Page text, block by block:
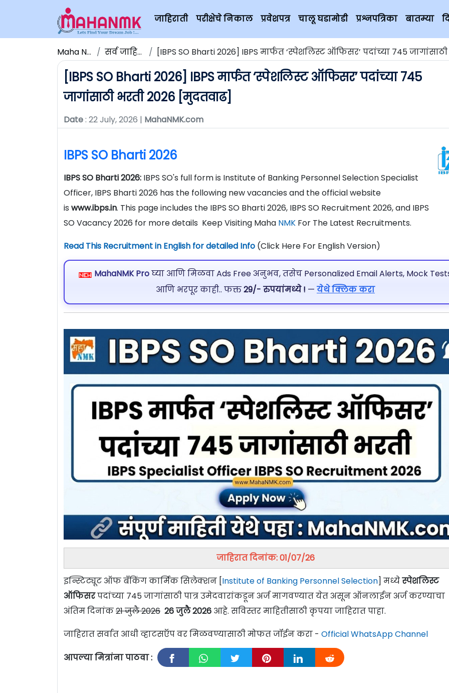
जाहिराती परीक्षेचे निकाल प्रवेशपत्र चालू घडामोडी प्रश्नपत्रिका बातम्या
Maha NMK सर्व जाहिराती [IBPS SO Bharti 2026] IBPS मार्फत ‘स्पेशलिस्ट ऑफिसर’ पदांच्या 745 जागांसाठी भरती 2026
[IBPS SO Bharti 2026] IBPS मार्फत ‘स्पेशलिस्ट ऑफिसर’ पदांच्या 745
जागांसाठी भरती 2026 [मुदतवाढ]
Date: 22 July, 2026 | MahaNMK.com
IBPS SO Bharti 2026
IBPS SO Bharti 2026: IBPS SO's full form is Institute of Banking Personnel Selection Specialist
Officer, IBPS Bharti 2026 has the following new vacancies and the official website
is www.ibps.in. This page includes the IBPS SO Bharti 2026, IBPS SO Recruitment 2026, and IBPS
SO Vacancy 2026 for more details Keep Visiting Maha NMK For The Latest Recruitments.
Read This Recruitment in English for detailed Info (Click Here For English Version)
MahaNMK Proघ्या आणि मिळवा Ads Free अनुभव, तसेच Personalized Email Alerts, Mock
आणि भरपूर काही.. फक्त29/- रुपयांमध्ये ! — येथे क्लिक करा
जाहिरात दिनांक: 01/07/26
इन्स्टिट्यूट ऑफ बँकिंग कार्मिक सिलेक्शन [Institute of Banking Personnel Selection] मध्येस्पेशलिस्ट
ऑफिसरपदांच्या 745 जागांसाठी पात्र उमेदवारांकडून अर्ज मागवण्यात येत असून ऑनलाईन अर्ज करण्याचा
अंतिम दिनांक21 जुलै 2026 26 जुलै 2026 आहे. सविस्तर माहितीसाठी कृपया जाहिरात पाहा.
जाहिरात सर्वात आधी व्हाटसऍप वर मिळवण्यासाठी मोफत जॉईन करा - Official WhatsApp Channel
आपल्या मित्रांना पाठवा :